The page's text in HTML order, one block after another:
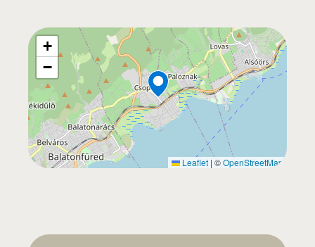
+
−
Leaflet | ©OpenStreetMap